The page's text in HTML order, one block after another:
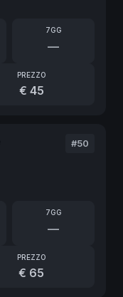
7GG
—
PREZZO
€ 45
#50
7GG
—
PREZZO
€ 65